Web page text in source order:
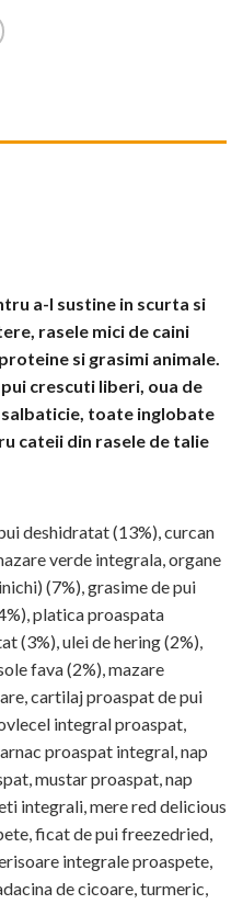
a-I sustine in scurta si
rasele mici de caini
si grasimi animale.
crescuti liberi, oua de
toate inglobate
cateii din rasele de talie
deshidratat (13%), curcan
verde integrala, organe
(7%), grasime de pui
platica proaspata
(3%), ulei de hering (2%),
fava (2%), mazare
cartilaj proaspat de pui
integral proaspat,
proaspat integral, nap
mustar proaspat, nap
integrali, mere red delicious
ficat de pui freezedried,
integrale proaspete,
de cicoare, turmeric,